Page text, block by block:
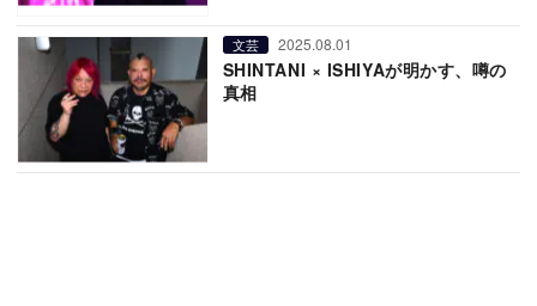
文芸 2025.08.01
SHINTANI × ISHIYAが明かす、噂の
真相